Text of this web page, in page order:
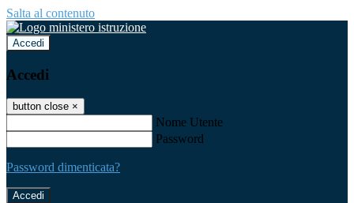
Salta al contenuto
Accedi
Accedi
button close ×
Nome Utente
Password
Password dimenticata?